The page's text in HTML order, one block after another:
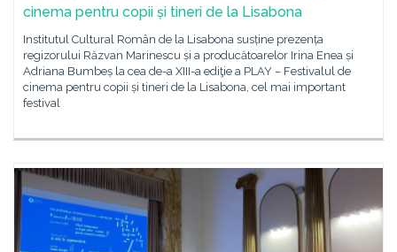
cinema pentru copii și tineri de la Lisabona
Institutul Cultural Român de la Lisabona susține prezența
regizorului Răzvan Marinescu și a producătoarelor Irina Enea și
Adriana Bumbeș la cea de-a XIII-a ediţie a PLAY – Festivalul de
cinema pentru copii și tineri de la Lisabona, cel mai important
festival